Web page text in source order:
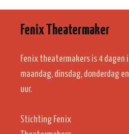
Fenix Theatermaker
Fenix theatermakers is 4 dagen
maandag, dinsdag, donderdag
uur.
Stichting Fenix